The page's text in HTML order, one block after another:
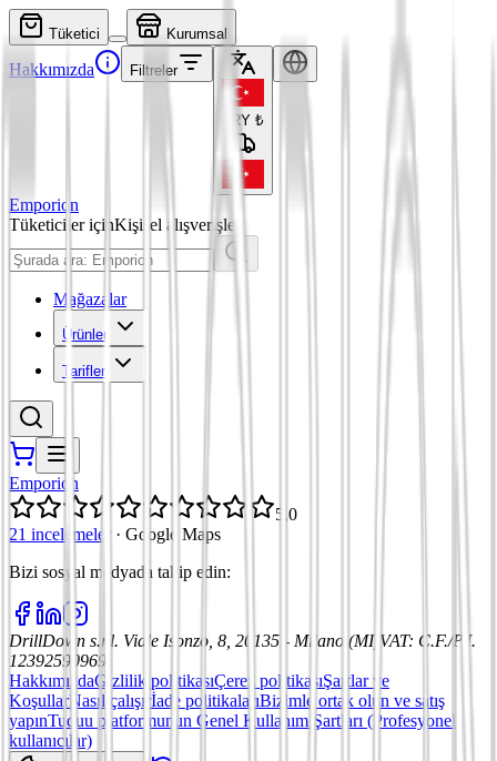
Tüketici Kurumsal
Hakkımızda Filtreler
TRY ₺
Emporion
Tüketiciler içinKişisel alışverişler
Mağazalar
Ürünler
Tarifler
Emporion
5,0
21 incelemeler
· Google Maps
Bizi sosyal medyada takip edin:
DrillDown s.r.l. Viale Isonzo, 8, 20135 - Milano (MI) VAT: C.F./P.I.
12392590969
HakkımızdaGizlilik politikasıÇerez politikasıŞartlar ve
KoşullarNasıl çalışırİade politikalarıBizimle ortak olun ve satış
yapınTuduu platformunun Genel Kullanım Şartları (Profesyonel
kullanıcılar)